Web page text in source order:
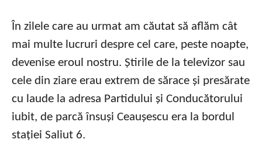
În zilele care au urmat am căutat să aflăm cât
mai multe lucruri despre cel care, peste noapte,
devenise eroul nostru. Știrile de la televizor sau
cele din ziare erau extrem de sărace și presărate
cu laude la adresa Partidului și Conducătorului
iubit, de parcă însuși Ceaușescu era la bordul
stației Saliut 6.